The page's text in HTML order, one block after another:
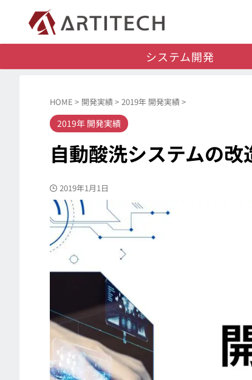
システム開発
HOME > 開発実績> 2019年 開発実績>
2019年 開発実績
自動酸洗システムの改
2019年1月1日